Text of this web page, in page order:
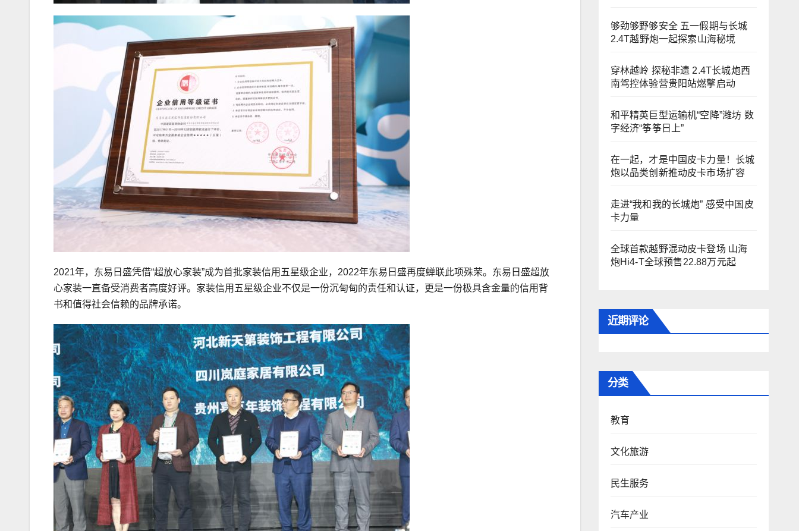
2021年，东易日盛凭借“超放心家装”成为首批家装信用五星级企业，2022年东易日盛再度蝉联此项殊荣。东易日盛超放
心家装一直备受消费者高度好评。家装信用五星级企业不仅是一份沉甸甸的责任和认证，更是一份极具含金量的信用背
书和值得社会信赖的品牌承诺。
够劲够野够安全 五一假期与长城
2.4T越野炮一起探索山海秘境
穿林越岭 探秘非遗 2.4T长城炮西
南驾控体验营贵阳站燃擎启动
和平精英巨型运输机“空降”潍坊 数
字经济“筝筝日上”
在一起，才是中国皮卡力量！长城
炮以品类创新推动皮卡市场扩容
走进“我和我的长城炮” 感受中国皮
卡力量
全球首款越野混动皮卡登场 山海
炮Hi4-T全球预售22.88万元起
近期评论
分类
教育
文化旅游
民生服务
汽车产业